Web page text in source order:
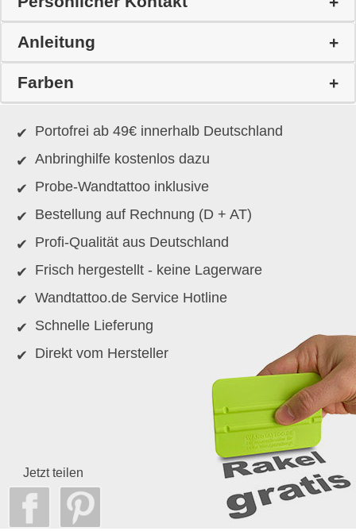
Anleitung
Farben
Portofrei ab 49€ innerhalb Deutschland
Anbringhilfe kostenlos dazu
Probe-Wandtattoo inklusive
Bestellung auf Rechnung (D + AT)
Profi-Qualität aus Deutschland
Frisch hergestellt - keine Lagerware
Wandtattoo.de Service Hotline
Schnelle Lieferung
Direkt vom Hersteller
Jetzt teilen